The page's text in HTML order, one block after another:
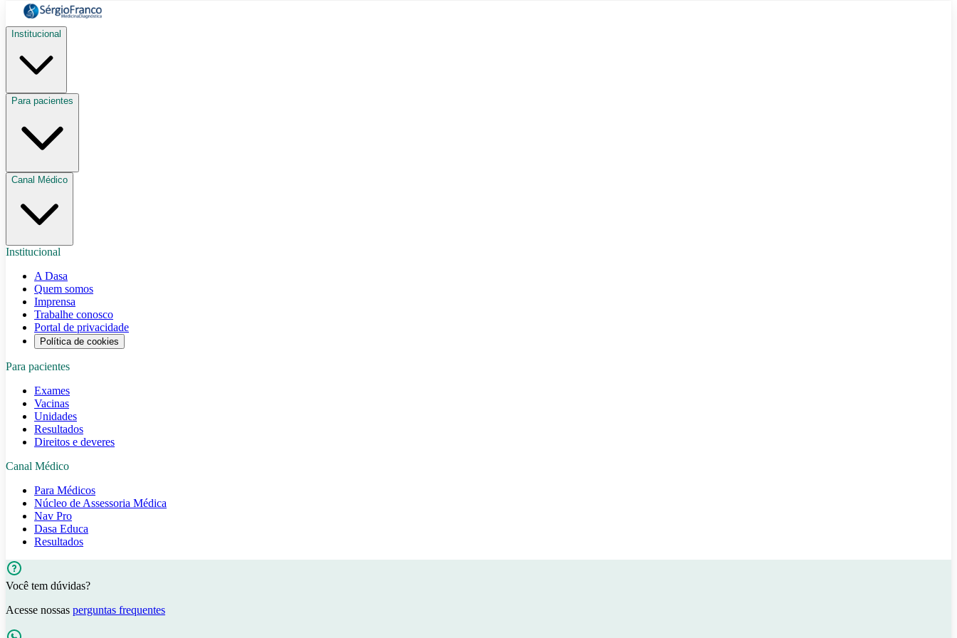
Institucional
Para pacientes
Canal Médico
Institucional
A Dasa
Quem somos
Imprensa
Trabalhe conosco
Portal de privacidade
Política de cookies
Para pacientes
Exames
Vacinas
Unidades
Resultados
Direitos e deveres
Canal Médico
Para Médicos
Núcleo de Assessoria Médica
Nav Pro
Dasa Educa
Resultados
Você tem dúvidas?
Acesse nossas perguntas frequentes